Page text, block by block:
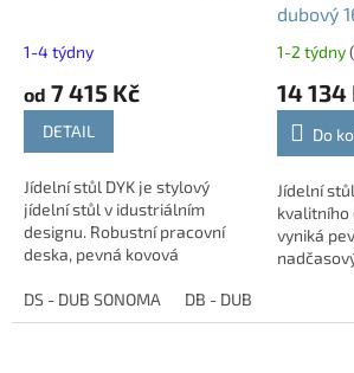
1-4 týdny
od 7 415 Kč
DETAIL
Jídelní stůl DYK je stylový
jídelní stůl v idustriálním
designu. Robustní pracovní
deska, pevná kovová
do moderních jídelen, kuchyní i
otevřených...
DS - DUB SONOMA DB - DUB BORDEAUX
dubový
1-2 týdny
14 134
Do
Jídelní
kvalitního
vyniká
vzhled. Je